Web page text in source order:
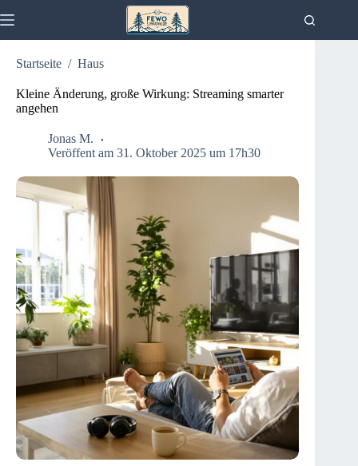
Inhalt
Startseite / Haus
Kleine Änderung, große Wirkung: Streaming smarter
angehen
Jonas M.
Veröffent am 31. Oktober 2025 um 17h30